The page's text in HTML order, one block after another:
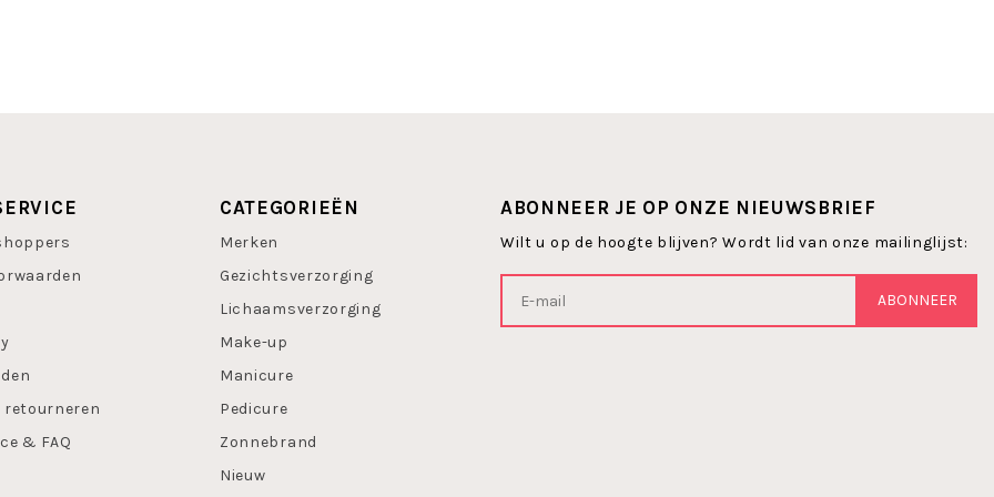
huid. Te gebruiken bij
assortiment en
retourneren
& FAQ
CATEGORIEËN
Merken
Gezichtsverzorging
Lichaamsverzorging
Make-up
Manicure
Pedicure
Zonnebrand
Nieuw
ABONNEER JE OP ONZE NIEUWSBRIEF
Wilt u op de hoogte blijven? Wordt lid van onze mailinglijst:
ABONNEER